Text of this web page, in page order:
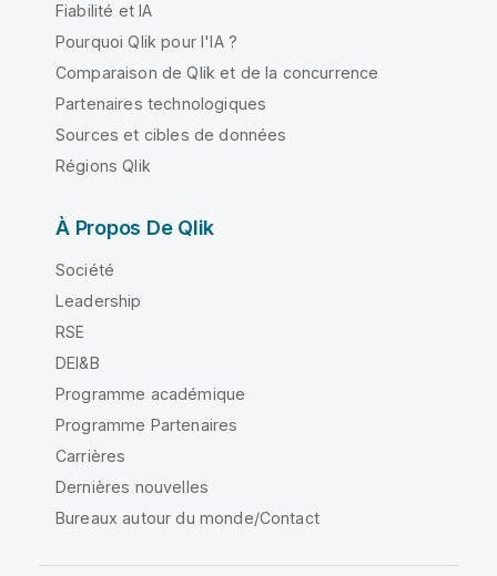
Fiabilité et IA
Pourquoi Qlik pour l'IA ?
Comparaison de Qlik et de la concurrence
Partenaires technologiques
Sources et cibles de données
Régions Qlik
À Propos De Qlik
Société
Leadership
RSE
DEI&B
Programme académique
Programme Partenaires
Carrières
Dernières nouvelles
Bureaux autour du monde/Contact